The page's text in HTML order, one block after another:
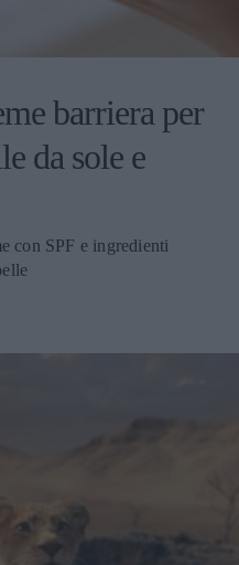
barriera per
da sole e
con SPF e ingredienti